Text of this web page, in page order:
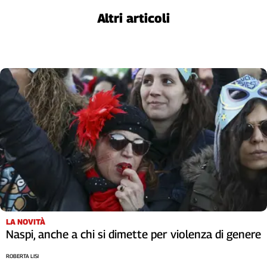
Altri articoli
LA NOVITÀ
Naspi, anche a chi si dimette per violenza di genere
ROBERTA LISI